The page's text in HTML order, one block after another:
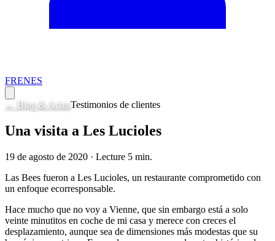
FRENES
← Blog & ActusTestimonios de clientes
Una visita a Les Lucioles
19 de agosto de 2020 · Lecture 5 min.
Las Bees fueron a Les Lucioles, un restaurante comprometido con
un enfoque ecorresponsable.
Hace mucho que no voy a Vienne, que sin embargo está a solo
veinte minutitos en coche de mi casa y merece con creces el
desplazamiento, aunque sea de dimensiones más modestas que su